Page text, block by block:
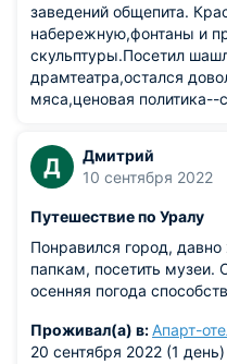
заведений общепита.
набережную,фонтаны и
скульптуры.Посетил
драмтеатра,остался
мяса,ценовая политика--
Д
Дмитрий
10 сентября 2022
Путешествие по Уралу
Понравился город, давно
папкам, посетить музеи.
осенняя погода
Проживал(а) в:Апарт-
20 сентября 2022 (1 день)